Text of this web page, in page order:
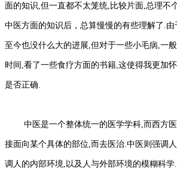
面的知识,但一直都不太笼统,比较片面,总理不
中医方面的知识后，总算慢慢的有些理解了.
至今也没什么大的进展,但对于一些小毛病,一
时间,看了一些食疗方面的书籍,这使得我更加
是否正确.
中医是一个整体统一的医学学科,而西方医
接面向某个具体的部位,而去医治.中医则强调
调人的内部环境,以及人与外部环境的模糊科